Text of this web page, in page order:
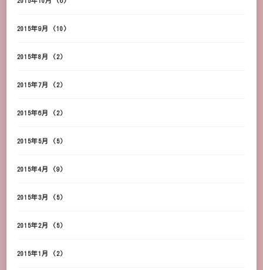
2015年9月 (10)
2015年8月 (2)
2015年7月 (2)
2015年6月 (2)
2015年5月 (5)
2015年4月 (9)
2015年3月 (5)
2015年2月 (5)
2015年1月 (2)